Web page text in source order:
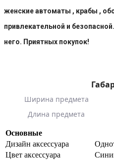
женские автоматы , крабы ,
привлекательной и
него. Приятных покупок!
Ширина предмета
Длина предмета
Основные
Дизайн аксессуара
Цвет аксессуара